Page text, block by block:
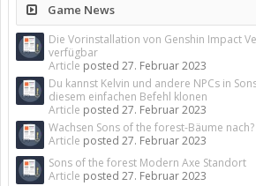
Game News
Die Vorinstallation von Genshin Impact
verfügbar
Article posted 27. Februar 2023
Du kannst Kelvin und andere NPCs in
diesem einfachen Befehl klonen
Article posted 27. Februar 2023
Wachsen Sons of the forest-Bäume nach?
Article posted 27. Februar 2023
Sons of the forest Modern Axe Standort
Article posted 27. Februar 2023